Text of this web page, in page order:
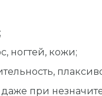
ногтей, кожи;
при